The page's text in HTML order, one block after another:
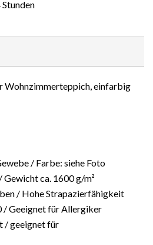
Wohnzimmerteppich, einfarbig
/ Farbe: siehe Foto
Gewicht ca. 1600 g/m²
/ Hohe Strapazierfähigkeit
/ Geeignet für Allergiker
/ geeignet für